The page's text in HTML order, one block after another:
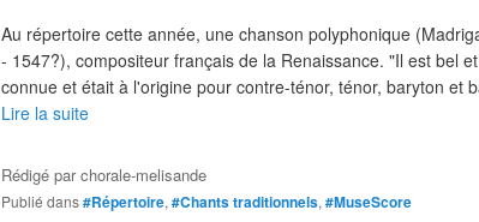
Au répertoire cette année, une chanson polyphonique
- 1547?), compositeur français de la Renaissance. "Il est bel
connue et était à l'origine pour contre-ténor, ténor, baryton et
Lire la suite
Rédigé parchorale-melisande
Publié dans#Répertoire, #Chants traditionnels, #MuseScore